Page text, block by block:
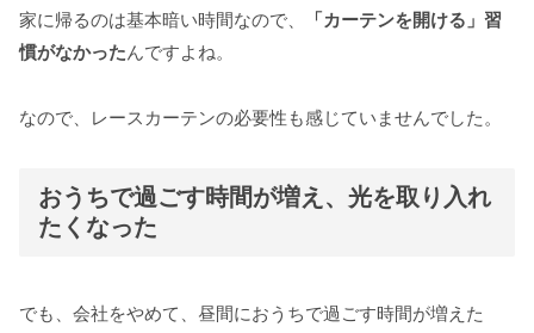
家に帰るのは基本暗い時間なので、
「カーテンを開ける」習
慣がなかったんですよね。
なので、レースカーテンの必要性も感じていませんでした。
おうちで過ごす時間が増え、光を取り入れ
たくなった
でも、会社をやめて、昼間におうちで過ごす時間が増えた